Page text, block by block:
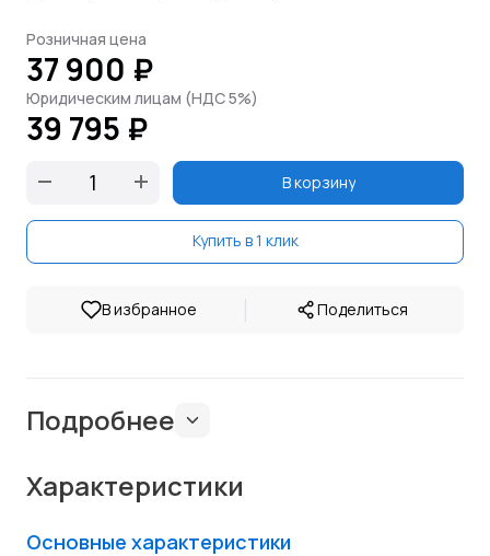
Розничная цена
37 900 ₽
Юридическим лицам (НДС 5%)
39 795 ₽
В корзину
Купить в 1 клик
В избранное | Поделиться
Подробнее
Характеристики
Основные характеристики